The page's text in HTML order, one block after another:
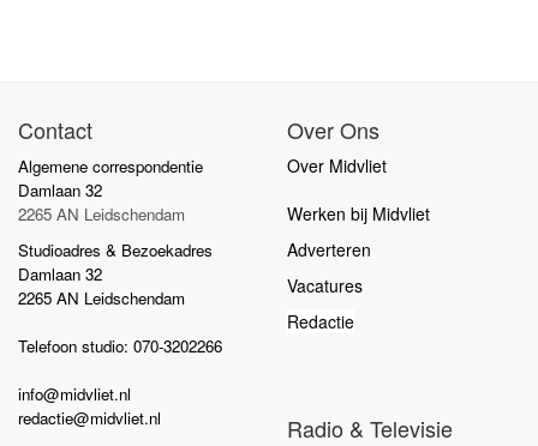
Contact
Algemene correspondentie
Damlaan 32
2265 AN Leidschendam
Studioadres & Bezoekadres
Damlaan 32
2265 AN Leidschendam
Telefoon studio: 070-3202266
info@midvliet.nl
redactie@midvliet.nl
Over Ons
Over Midvliet
Werken bij Midvliet
Adverteren
Vacatures
Redactie
Radio & Televisie